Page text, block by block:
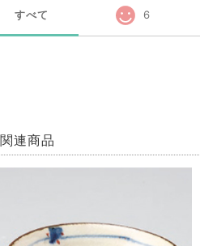
すべて 6
関連商品